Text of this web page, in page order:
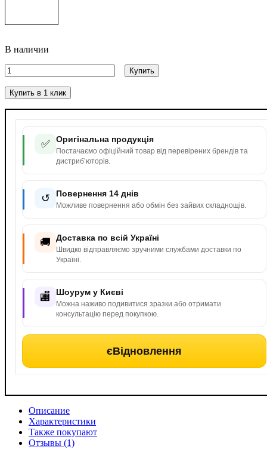
✅ Оригінальна продукція
Постачаємо офіційний товар від перевірених брендів та
дистриб’юторів.
↺ Повернення 14 днів
Можливе повернення або обмін без зайвих складнощів.
🚚 Доставка по всій Україні
Швидко відправляємо зручними службами доставки по
Україні.
🏬 Шоурум у Києві
Можна наживо подивитися зразки або отримати
консультацію перед покупкою.
єВідновлення
В наличии
Купить
Купить в 1 клик
Описание
Характеристики
Также покупают
Отзывы (1)